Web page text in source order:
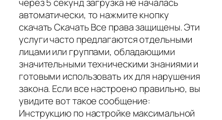
автоматически, то нажмите кнопку
cкачать Скачать Все права защищены. Эти
услуги часто предлагаются отдельными
лицами или группами, обладающими
значительными техническими знаниями и
готовыми использовать их для нарушения
закона. Если все настроено правильно, вы
увидите вот такое сообщение:
Инструкцию по настройке максимальной